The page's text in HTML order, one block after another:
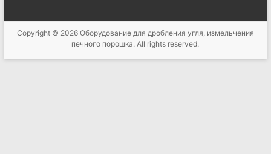
Copyright © 2026 Оборудование для дробления угля, измельчения
печного порошка. All rights reserved.